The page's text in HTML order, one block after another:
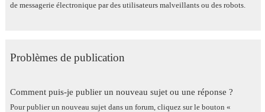
de messagerie électronique par des utilisateurs malveillants ou des robots.
Problèmes de publication
Comment puis-je publier un nouveau sujet ou une réponse ?
Pour publier un nouveau sujet dans un forum, cliquez sur le bouton «